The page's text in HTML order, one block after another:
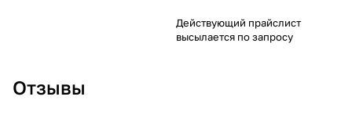
Действующий прайслист
высылается по запросу
Отзывы